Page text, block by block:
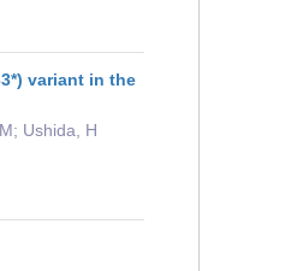
variant in the
Ushida, H